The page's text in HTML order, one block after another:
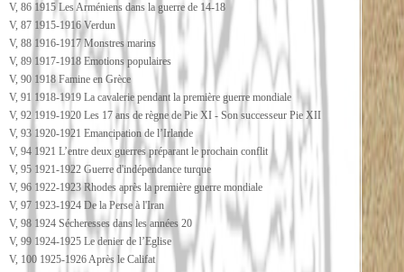
V, 86 1915 Les Arméniens dans la guerre de 14-18
V, 87 1915-1916 Verdun
V, 88 1916-1917 Monstres marins
V, 89 1917-1918 Emotions populaires
V, 90 1918 Famine en Grèce
V, 91 1918-1919 La cavalerie pendant la première guerre mondiale
V, 92 1919-1920 Les 17 ans de règne de Pie XI - Son successeur Pie XII
V, 93 1920-1921 Emancipation de l’Irlande
V, 94 1921 L’entre deux guerres préparant le prochain conflit
V, 95 1921-1922 Guerre d'indépendance turque
V, 96 1922-1923 Rhodes après la première guerre mondiale
V, 97 1923-1924 De la Perse à l'Iran
V, 98 1924 Sécheresses dans les années 20
V, 99 1924-1925 Le denier de l’Eglise
V, 100 1925-1926 Après le Califat